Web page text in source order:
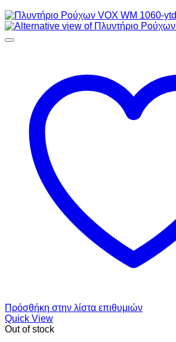
Πρόσθήκη στην λίστα επιθυμιών
Quick View
Out of stock